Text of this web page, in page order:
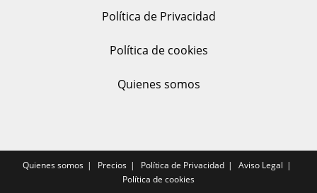
Política de Privacidad
Política de cookies
Quienes somos
Quienes somos Precios Política de Privacidad
Aviso Legal
Política de cookies